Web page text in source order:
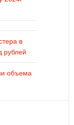
в
рублей
объема